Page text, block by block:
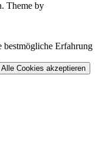
Theme by
bestmögliche Erfahrung
Alle Cookies akzeptieren